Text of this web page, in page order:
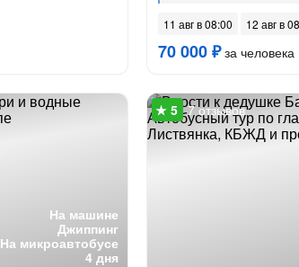
11 авг в 08:00 12 авг в
70 000 ₽за человека
На машине
Джиппинг
На микроавтобусе
4 дня
7 отзывов